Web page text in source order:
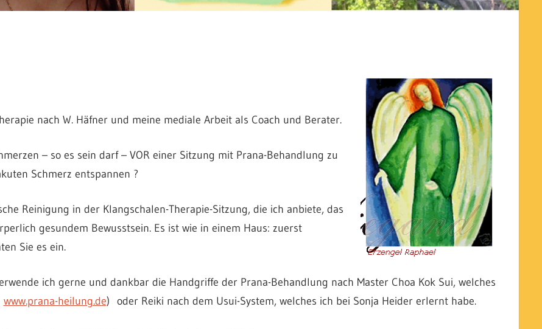
nach W. Häfner und meine mediale Arbeit als Coach und Berater.
– so es sein darf – VOR einer Sitzung mit Prana-Behandlung zu
Schmerz entspannen ?
Reinigung in der Klangschalen-Therapie-Sitzung, die ich anbiete, das
gesundem Bewusstsein. Es ist wie in einem Haus: zuerst
Sie es ein.
ich gerne und dankbar die Handgriffe der Prana-Behandlung nach Master Choa Kok Sui, welches
www.prana-heilung.de) oder Reiki nach dem Usui-System, welches ich bei Sonja Heider erlernt habe.